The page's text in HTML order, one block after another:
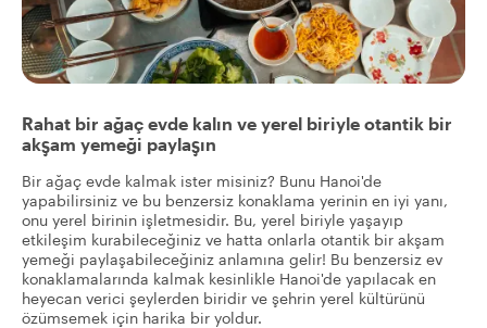
Rahat bir ağaç evde kalın ve yerel biriyle otantik bir
akşam yemeği paylaşın
Bir ağaç evde kalmak ister misiniz? Bunu Hanoi'de
yapabilirsiniz ve bu benzersiz konaklama yerinin en iyi yanı,
onu yerel birinin işletmesidir. Bu, yerel biriyle yaşayıp
etkileşim kurabileceğiniz ve hatta onlarla otantik bir akşam
yemeği paylaşabileceğiniz anlamına gelir! Bu benzersiz ev
konaklamalarında kalmak kesinlikle Hanoi'de yapılacak en
heyecan verici şeylerden biridir ve şehrin yerel kültürünü
özümsemek için harika bir yoldur.